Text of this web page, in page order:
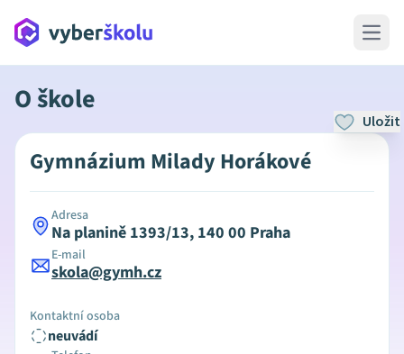
Open
O škole
Uložit
Gymnázium Milady Horákové
Adresa
Na planině 1393/13, 140 00 Praha
E-mail
skola@gymh.cz
Kontaktní osoba
neuvádí